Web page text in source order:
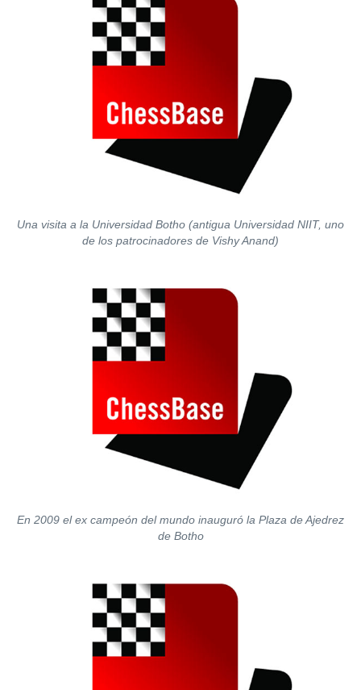
Una visita a la Universidad Botho (antigua Universidad NIIT, uno
de los patrocinadores de Vishy Anand)
En 2009 el ex campeón del mundo inauguró la Plaza de Ajedrez
de Botho